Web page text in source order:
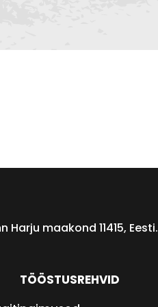
maakond 11415, Eesti.
TÖÖSTUSREHVID